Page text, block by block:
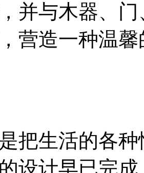
并与木器、
营造一种温
把生活的各
设计早已完